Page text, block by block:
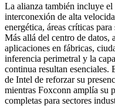
La alianza también incluye
interconexión de alta
energética, áreas críticas
Más allá del centro de datos,
aplicaciones en fábricas,
inferencia perimetral y la
continua resultan esenciales.
de Intel de reforzar su
mientras Foxconn amplía su
completas para sectores